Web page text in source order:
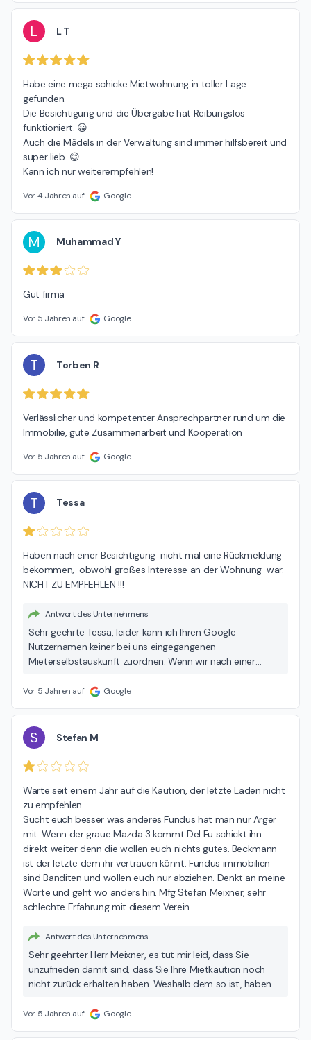
L L T
Habe eine mega schicke Mietwohnung in toller Lage
gefunden.
Die Besichtigung und die Übergabe hat Reibungslos
funktioniert. 😀
Auch die Mädels in der Verwaltung sind immer hilfsbereit und
super lieb. 😊
Kann ich nur weiterempfehlen!
Vor 4 Jahren auf Google
M Muhammad Y
Gut firma
Vor 5 Jahren auf Google
T Torben R
Verlässlicher und kompetenter Ansprechpartner rund um die
Immobilie, gute Zusammenarbeit und Kooperation
Vor 5 Jahren auf Google
T Tessa
Haben nach einer Besichtigung  nicht mal eine Rückmeldung
bekommen,  obwohl großes Interesse an der Wohnung  war.
NICHT ZU EMPFEHLEN !!!
Antwort des Unternehmens
Sehr geehrte Tessa, leider kann ich Ihren Google
Nutzernamen keiner bei uns eingegangenen
Mieterselbstauskunft zuordnen. Wenn wir nach einer
erhalten, gehen wir davon aus, das kein Interesse mehr an
Vermittlungsauftrag. Die finale Entscheidung wer den
Zuschlag erhält trifft der Eigentümer der jeweiligen
Immobilie. Da wir hier auch auf eine Rückmeldung
vorkommen, dass die Zu- oder Absage einen Moment
dauert. Alle Mietinteressenten die uns nach einer
Besichtigung eine Mieterselbstauskunft übergeben,
erhalten nach abschließender Klärung mit dem
Eigentümer auch eine Information (Zu- oder Absage per
Telefon oder E-Mail). Sollten Sie noch keine Ab- oder
Zusage erhalten haben obwohl Sie eine
Mieterselbstauskunft bei uns eingereicht haben, ist die
Entscheidung mit hoher Wahrscheinlichkeit noch nicht
Telefonat oder persönlichen Termin austauschen. Für Ihre
weitere Immobiliensuche wünsche ich Ihnen alles Gute
und viel Erfolg. Beste Grüße und bleiben Sie gesund Mario
Beckmann
Vor 5 Jahren auf Google
S Stefan M
Warte seit einem Jahr auf die Kaution, der letzte Laden nicht
zu empfehlen
Sucht euch besser was anderes Fundus hat man nur Ärger
mit. Wenn der graue Mazda 3 kommt Del Fu schickt ihn
direkt weiter denn die wollen euch nichts gutes. Beckmann
ist der letzte dem ihr vertrauen könnt. Fundus immobilien
sind Banditen und wollen euch nur abziehen. Denkt an meine
Worte und geht wo anders hin. Mfg Stefan Meixner, sehr
schlechte Erfahrung mit diesem Verein…
Antwort des Unternehmens
Sehr geehrter Herr Meixner, es tut mir leid, dass Sie
unzufrieden damit sind, dass Sie Ihre Mietkaution noch
nicht zurück erhalten haben. Weshalb dem so ist, haben
Vergangenheit mehrfach erläutert. Selbstverständlich
Vor 5 Jahren auf Google